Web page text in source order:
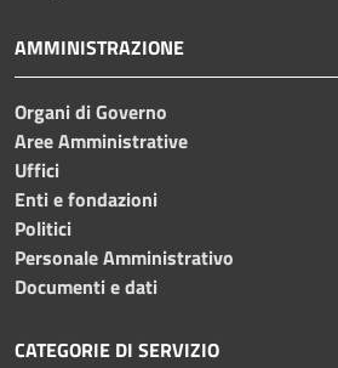
AMMINISTRAZIONE
Organi di Governo
Aree Amministrative
Uffici
Enti e fondazioni
Politici
Personale Amministrativo
Documenti e dati
CATEGORIE DI SERVIZIO